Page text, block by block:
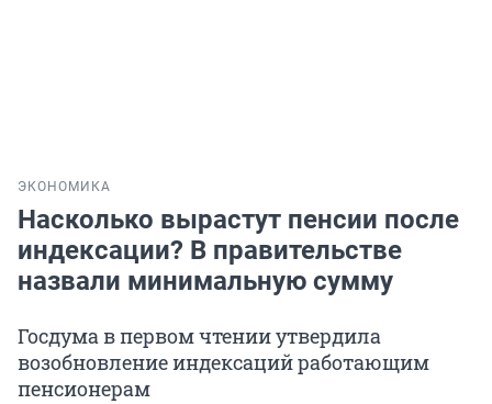
ЭКОНОМИКА
Насколько вырастут пенсии после
индексации? В правительстве
назвали минимальную сумму
Госдума в первом чтении утвердила
возобновление индексаций работающим
пенсионерам